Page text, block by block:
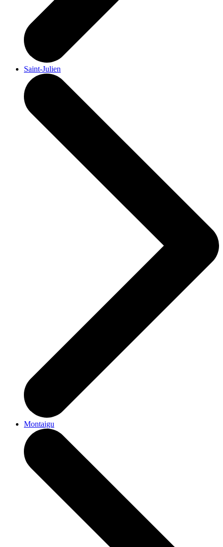
Saint-Julien
Montaigu